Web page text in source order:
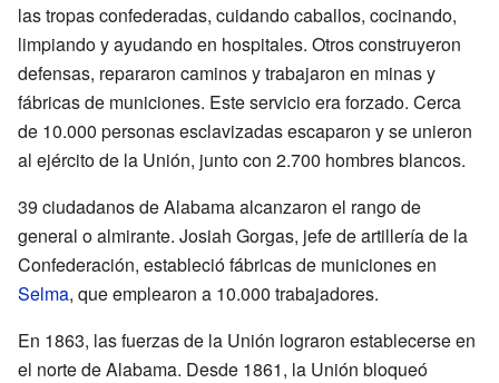
las tropas confederadas, cuidando caballos, cocinando,
limpiando y ayudando en hospitales. Otros construyeron
defensas, repararon caminos y trabajaron en minas y
fábricas de municiones. Este servicio era forzado. Cerca
de 10.000 personas esclavizadas escaparon y se unieron
al ejército de la Unión, junto con 2.700 hombres blancos.
39 ciudadanos de Alabama alcanzaron el rango de
general o almirante. Josiah Gorgas, jefe de artillería de la
Confederación, estableció fábricas de municiones en
Selma, que emplearon a 10.000 trabajadores.
En 1863, las fuerzas de la Unión lograron establecerse en
el norte de Alabama. Desde 1861, la Unión bloqueó